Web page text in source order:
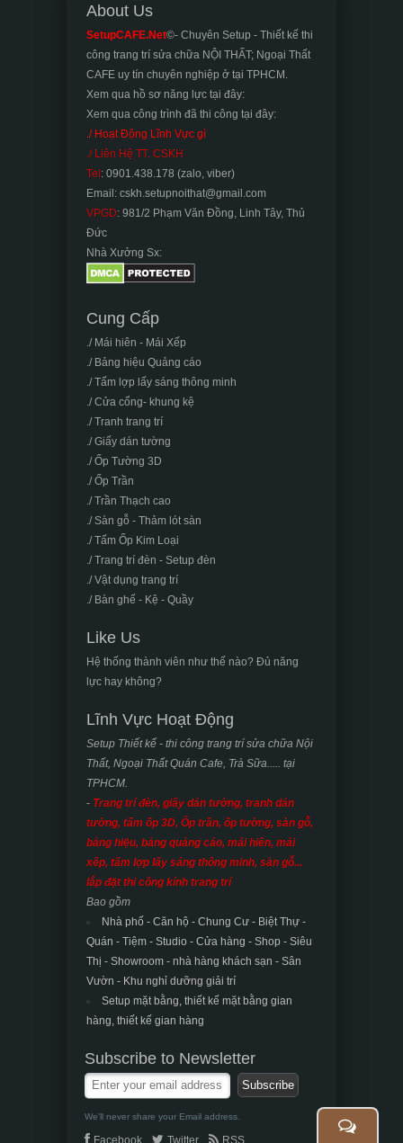
About Us
SetupCAFE.Net©- Chuyên Setup - Thiết kế thi
công trang trí sửa chữa NỘI THẤT; Ngoại Thất
CAFE uy tín chuyên nghiệp ở tại TPHCM.
Xem qua hồ sơ năng lực tại đây:
Xem qua công trình đã thi công tại đây:
./ Hoạt Động Lĩnh Vực gì
./ Liên Hệ TT. CSKH
Tel : 0901.438.178 (zalo, viber)
Email: cskh.setupnoithat@gmail.com
VPGD: 981/2 Phạm Văn Đồng, Linh Tây, Thủ
Đức
Nhà Xưởng Sx:
Cung Cấp
./ Mái hiên - Mái Xếp
./ Bảng hiệu Quảng cáo
./ Tấm lợp lấy sáng thông minh
./ Cửa cổng- khung kệ
./ Tranh trang trí
./ Giấy dán tường
./ Ốp Tường 3D
./ Ốp Trần
./ Trần Thạch cao
./ Sàn gỗ - Thảm lót sàn
./ Tấm Ốp Kim Loại
./ Trang trí đèn - Setup đèn
./ Vật dụng trang trí
./ Bàn ghế - Kệ - Quầy
Like Us
Hệ thống thành viên như thế nào? Đủ năng
lực hay không?
Lĩnh Vực Hoạt Động
Setup Thiết kế - thi công trang trí sửa chữa Nội
Thất, Ngoại Thất Quán Cafe, Trà Sữa..... tại
TPHCM.
- Trang trí đèn, giấy dán tường, tranh dán
tường, tấm ốp 3D, Ốp trần, ốp tường, sàn gỗ,
bảng hiệu, bảng quảng cáo, mái hiên, mái
xếp, tấm lợp lấy sáng thông minh, sàn gỗ...
lắp đặt thi công kính trang trí
Bao gồm
Nhà phố - Căn hộ - Chung Cư - Biệt Thự -
Quán - Tiệm - Studio - Cửa hàng - Shop - Siêu
Thị - Showroom - nhà hàng khách sạn - Sân
Vườn - Khu nghỉ dưỡng giải trí
Setup mặt bằng, thiết kế mặt bằng gian
hàng, thiết kế gian hàng
Subscribe to Newsletter
We'll never share your Email address.
Facebook Twitter RSS